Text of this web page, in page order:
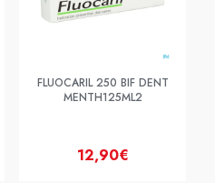
FLUOCARIL 250 BIF DENT
MENTH125ML2
12,90€